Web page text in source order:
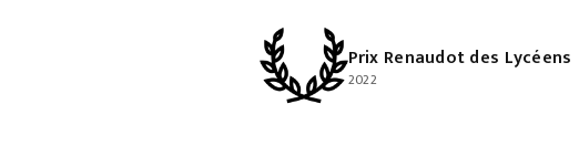
Prix Renaudot des Lycéens
2022